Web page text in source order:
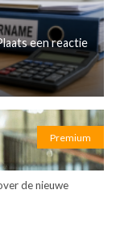
een reactie
Premium
de nieuwe